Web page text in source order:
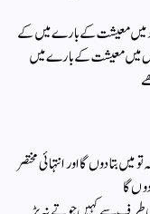
میں معیشت کے بارے میں کے
میں معیشت کے بارے میں
بتا دوں گا اور انتہائی مختصر